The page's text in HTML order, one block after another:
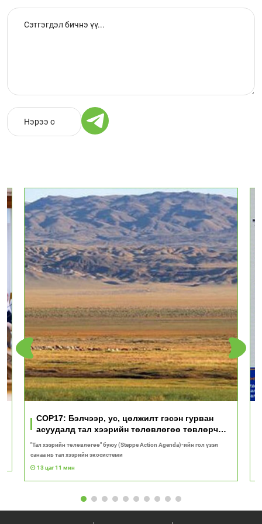
COP17: Бэлчээр, ус, цөлжилт гэсэн гурван
асуудалд тал хээрийн төлөвлөгөө төвлөрч
байна
"Тал хээрийн төлөвлөгөө" буюу (Steppe Action Agenda)-ийн гол үзэл
санаа нь тал хээрийн экосистеми
13 цаг 11 мин